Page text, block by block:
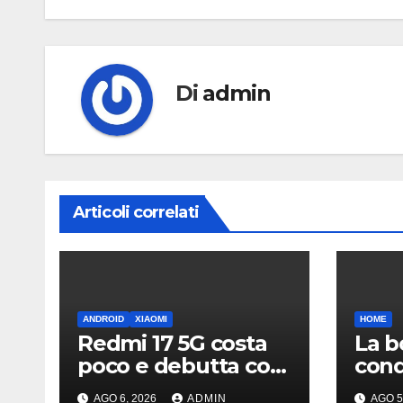
Di admin
Articoli correlati
ANDROID XIAOMI
Redmi 17 5G costa
poco e debutta con
display da quasi 7
AGO 6, 2026 ADMIN
HOME
La
AGO